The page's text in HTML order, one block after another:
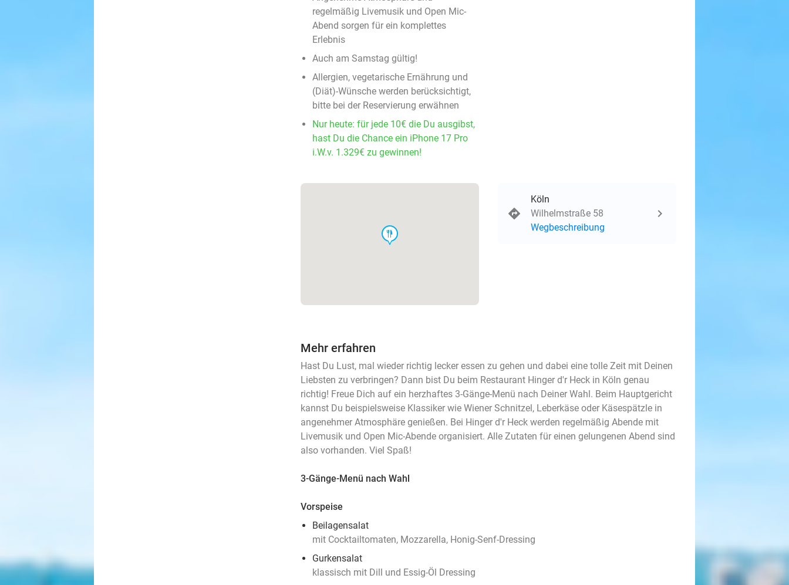
regelmäßig Livemusik und Open Mic-
Abend sorgen für ein komplettes
Erlebnis
Auch am Samstag gültig!
Allergien, vegetarische Ernährung und
(Diät)-Wünsche werden berücksichtigt,
bitte bei der Reservierung erwähnen
Nur heute: für jede 10€ die Du ausgibst,
hast Du die Chance ein iPhone 17 Pro
i.W.v. 1.329€ zu gewinnen!
food
Köln
Wilhelmstraße 58
Wegbeschreibung
Mehr erfahren
Hast Du Lust, mal wieder richtig lecker essen zu gehen und dabei eine tolle Zeit mit Deinen
Liebsten zu verbringen? Dann bist Du beim Restaurant Hinger d'r Heck in Köln genau
richtig! Freue Dich auf ein herzhaftes 3-Gänge-Menü nach Deiner Wahl. Beim Hauptgericht
kannst Du beispielsweise Klassiker wie Wiener Schnitzel, Leberkäse oder Käsespätzle in
angenehmer Atmosphäre genießen. Bei Hinger d'r Heck werden regelmäßig Abende mit
Livemusik und Open Mic-Abende organisiert. Alle Zutaten für einen gelungenen Abend sind
also vorhanden. Viel Spaß!
3-Gänge-Menü nach Wahl
Vorspeise
Beilagensalat
mit Cocktailtomaten, Mozzarella, Honig-Senf-Dressing
Gurkensalat
klassisch mit Dill und Essig-Öl Dressing